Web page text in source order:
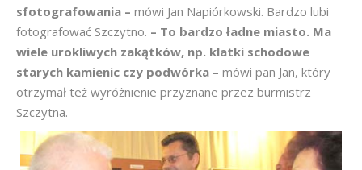
sfotografowania – mówi Jan Napiórkowski. Bardzo lubi
fotografować Szczytno. – To bardzo ładne miasto. Ma
wiele urokliwych zakątków, np. klatki schodowe
starych kamienic czy podwórka – mówi pan Jan, który
otrzymał też wyróżnienie przyznane przez burmistrz
Szczytna.